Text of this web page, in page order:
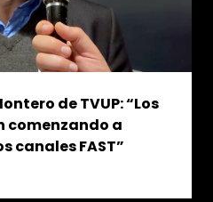
de TVUP: “Los
comenzando a
canales FAST”